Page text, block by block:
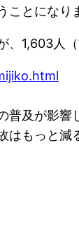
とにな
、1,603人
及が影
もっと